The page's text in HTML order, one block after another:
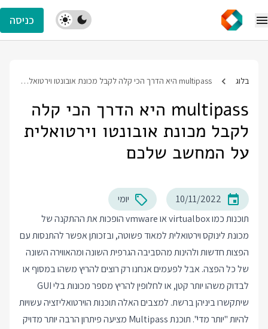
כניסה
בלוג multipass היא הדרך הכי קלה לקבל מכונת אובונטו וירטואלית על המחשב שלכם
multipass היא הדרך הכי קלה
לקבל מכונת אובונטו וירטואלית
על המחשב שלכם
10/11/2022
יומי
תוכנות כמו virtualbox או vmware הופכות את ההתקנה של
מכונת לינוקס וירטואלית למאוד פשוטה, ובזכותן אפשר להתנסות עם
הפצות חדשות ולהינות מהסביבה הגרפית השונה ומהאווירה השונה
של כל הפצה. אבל לפעמים אנחנו רק רוצים להריץ משהו במסוף או
לבדוק משהו יותר קטן, או לחלופין להריץ מספר מכונות בלי GUI
שיתקשרו ביניהן ברשת. למצבים האלה תוכנות הוירטואליזציה עשויות
להיות "יותר מדי". תוכנת Multipass מציעה פיתרון הרבה יותר מדויק